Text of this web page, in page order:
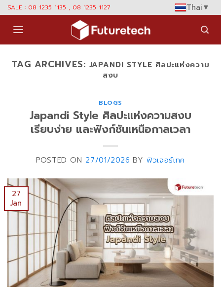
Skip
content
SALE : 08 1235 1135 , 08 1235 1127 Thai▼
TAG ARCHIVES: JAPANDI STYLE ศิลปะแห่งความ
สงบ
BLOGS
Japandi Style ศิลปะแห่งความสงบ
เรียบง่าย และฟังก์ชันเหนือกาลเวลา
POSTED ON 27/01/2026 BYฟิวเจอร์เทค
27
Jan